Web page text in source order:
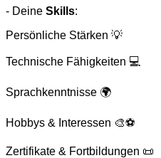
- Deine Skills:
Persönliche Stärken 💡
Technische Fähigkeiten 💻
Sprachkenntnisse 🌍
Hobbys & Interessen 🎨⚽
Zertifikate & Fortbildungen 📜